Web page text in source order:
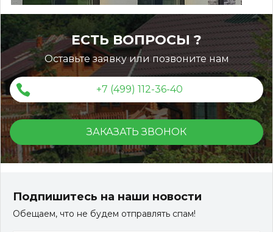
ЕСТЬ ВОПРОСЫ ?
Оставьте заявку или позвоните нам
+7 (499) 112-36-40
ЗАКАЗАТЬ ЗВОНОК
Подпишитесь на наши новости
Обещаем, что не будем отправлять спам!